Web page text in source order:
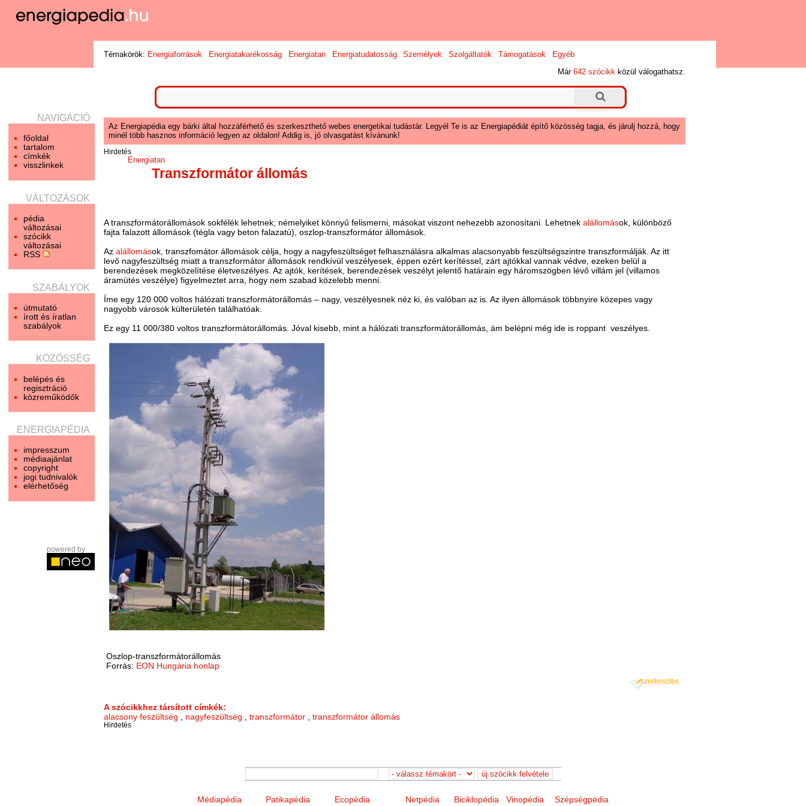
NAVIGÁCIÓ
főoldal
tartalom
címkék
visszlinkek
VÁLTOZÁSOK
pédia
változásai
szócikk
változásai
RSS
SZABÁLYOK
útmutató
írott és íratlan
szabályok
KÖZÖSSÉG
belépés és
regisztráció
közreműködők
ENERGIAPÉDIA
impresszum
médiaajánlat
copyright
jogi tudnivalók
elérhetőség
powered by
Témakörök: Energiaforrások Energiatakarékosság Energiatan Energiatudatosság Személyek Szolgáltatók Támogatások
Egyéb
Már642 szócikk közül válogathatsz.
Az Energiapédia egy bárki által hozzáférhető és szerkeszthető webes energetikai tudástár. Legyél Te is az Energiapédiát építő közösség tagja, és járulj hozzá, hogy
minél több hasznos információ legyen az oldalon! Addig is, jó olvasgatást kívánunk!
Hirdetés
Energiatan
Transzformátor állomás
A transzformátorállomások sokfélék lehetnek; némelyiket könnyű felismerni, másokat viszont nehezebb azonosítani. Lehetnekalállomások, különböző
fajta falazott állomások (tégla vagy beton falazatú), oszlop-transzformátor állomások.
Azalállomások, transzfomátor állomások célja, hogy a nagyfeszültséget felhasználásra alkalmas alacsonyabb feszültségszintre transzformálják. Az itt
levő nagyfeszültség miatt a transzformátor állomások rendkívül veszélyesek, éppen ezért kerítéssel, zárt ajtókkal vannak védve, ezeken belül a
berendezések megközelítése életveszélyes. Az ajtók, kerítések, berendezések veszélyt jelentő határain egy háromszögben lévő villám jel (villamos
áramütés veszélye) figyelmeztet arra, hogy nem szabad közelebb menni.
Íme egy 120 000 voltos hálózati transzformátorállomás – nagy, veszélyesnek néz ki, és valóban az is. Az ilyen állomások többnyire közepes vagy
nagyobb városok külterületén találhatóak.
Ez egy 11 000/380 voltos transzformátorállomás. Jóval kisebb, mint a hálózati transzformátorállomás, ám belépni még ide is roppant veszélyes.
Oszlop-transzformátorállomás
Forrás: EON Hungária honlap
szerkesztés
A szócikkhez társított címkék:
alacsony feszültség , nagyfeszültség ,transzformátor ,transzformátor állomás
Hirdetés
Médiapédia Patikapédia Ecopédia Netpédia Biciklopédia Vinopédia Szépségpédia